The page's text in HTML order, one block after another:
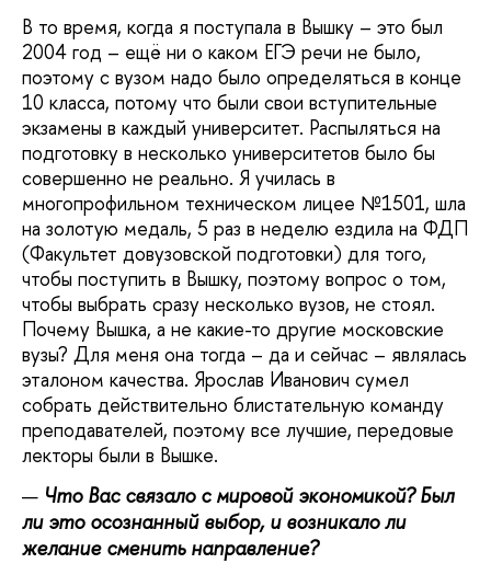
В то время, когда я поступала в Вышку – это был
2004 год – ещё ни о каком ЕГЭ речи не было,
поэтому с вузом надо было определяться в конце
10 класса, потому что были свои вступительные
экзамены в каждый университет. Распыляться на
подготовку в несколько университетов было бы
совершенно не реально. Я училась в
многопрофильном техническом лицее №1501, шла
на золотую медаль, 5 раз в неделю ездила на ФДП
(Факультет довузовской подготовки) для того,
чтобы поступить в Вышку, поэтому вопрос о том,
чтобы выбрать сразу несколько вузов, не стоял.
Почему Вышка, а не какие-то другие московские
вузы? Для меня она тогда – да и сейчас – являлась
эталоном качества. Ярослав Иванович сумел
собрать действительно блистательную команду
преподавателей, поэтому все лучшие, передовые
лекторы были в Вышке.
Что Вас связало с мировой экономикой? Был
ли это осознанный выбор, и возникало ли
желание сменить направление?